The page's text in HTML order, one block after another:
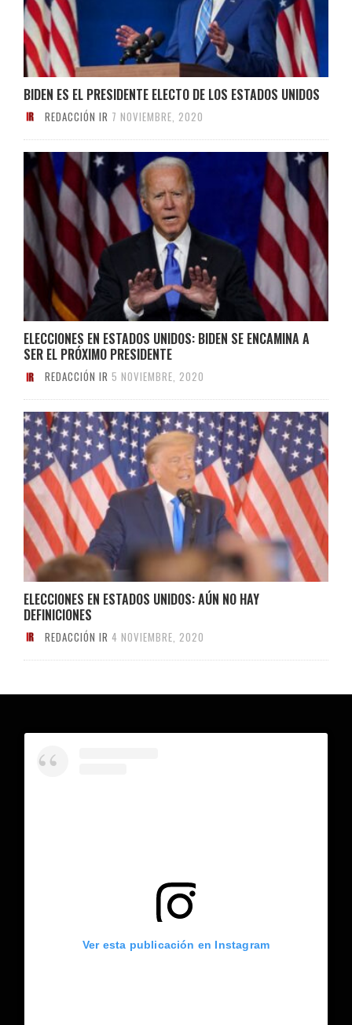
BIDEN ES EL PRESIDENTE ELECTO DE LOS ESTADOS UNIDOS
REDACCIÓN IR 7 NOVIEMBRE, 2020
ELECCIONES EN ESTADOS UNIDOS: BIDEN SE ENCAMINA A
SER EL PRÓXIMO PRESIDENTE
REDACCIÓN IR 5 NOVIEMBRE, 2020
ELECCIONES EN ESTADOS UNIDOS: AÚN NO HAY
DEFINICIONES
REDACCIÓN IR 4 NOVIEMBRE, 2020
Ver esta publicación en Instagram